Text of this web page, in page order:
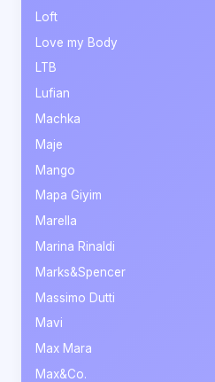
Loft
Love my Body
LTB
Lufian
Machka
Maje
Mango
Mapa Giyim
Marella
Marina Rinaldi
Marks&Spencer
Massimo Dutti
Mavi
Max Mara
Max&Co.